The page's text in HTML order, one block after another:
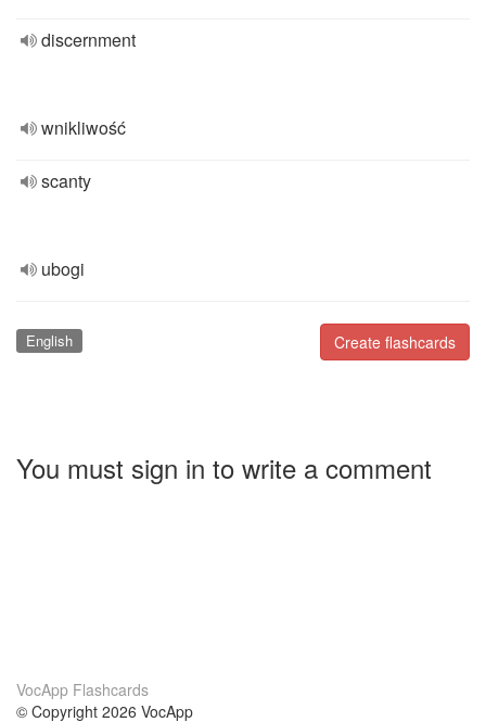
discernment
wnikliwość
scanty
ubogi
Create flashcards
English
You must sign in to write a comment
VocApp Flashcards
© Copyright 2026 VocApp